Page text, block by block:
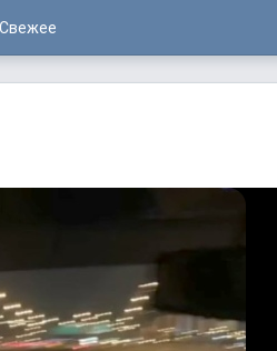
Свежее